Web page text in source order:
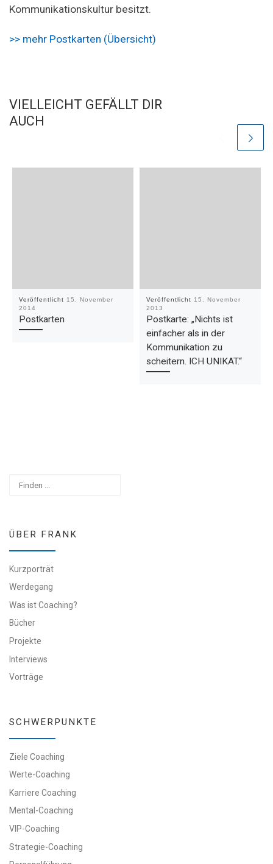
Kommunikationskultur besitzt.
>> mehr Postkarten (Übersicht)
VIELLEICHT GEFÄLLT DIR
AUCH
Veröffentlicht 15. November
2014
Postkarten
Veröffentlicht 15. November
2013
Postkarte: „Nichts ist
einfacher als in der
Kommunikation zu
scheitern. ICH UNIKAT.“
ÜBER FRANK
Kurzporträt
Werdegang
Was ist Coaching?
Bücher
Projekte
Interviews
Vorträge
SCHWERPUNKTE
Ziele Coaching
Werte-Coaching
Karriere Coaching
Mental-Coaching
VIP-Coaching
Strategie-Coaching